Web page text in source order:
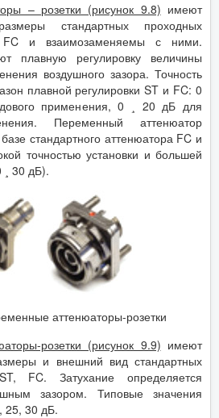
– розетки (рисунок 9.8) имеют
стандартных проходных
и взаимозаменяемы с ними.
плавную регулировку величины
воздушного зазора. Точность
плавной регулировки ST и FC: 0
применения, 0 ¸ 20 дБ для
Переменный аттенюатор
стандартного аттенюатора FC и
точностью установки и большей
¸ 30 дБ).
аттенюаторы-розетки
розетки (рисунок 9.9) имеют
и внешний вид стандартных
FC. Затухание определяется
зазором. Типовые значения
25, 30 дБ.